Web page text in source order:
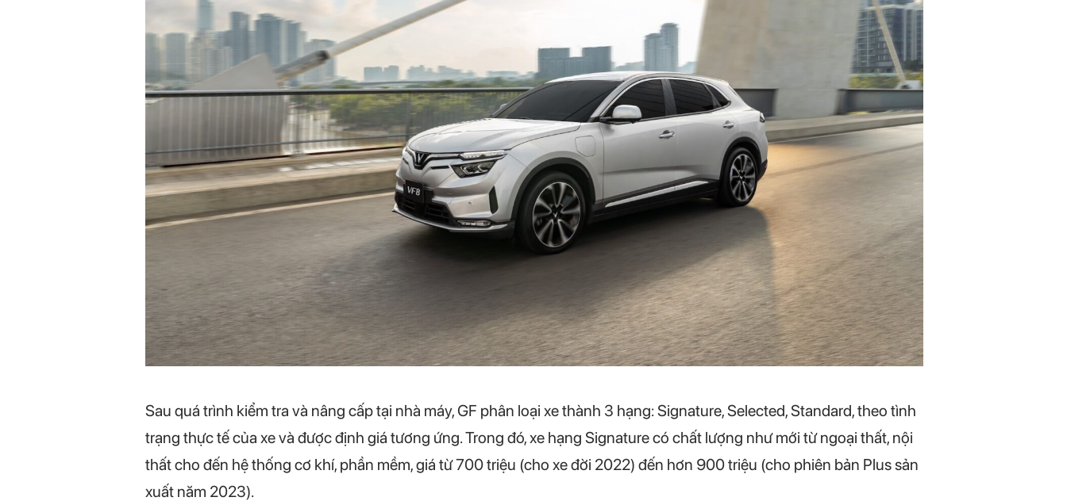
Sau quá trình kiểm tra và nâng cấp tại nhà máy, GF phân loại xe thành 3 hạng: Signature, Selected, Standard, theo tình
trạng thực tế của xe và được định giá tương ứng. Trong đó, xe hạng Signature có chất lượng như mới từ ngoại thất, nội
thất cho đến hệ thống cơ khí, phần mềm, giá từ 700 triệu (cho xe đời 2022) đến hơn 900 triệu (cho phiên bản Plus sản
xuất năm 2023).